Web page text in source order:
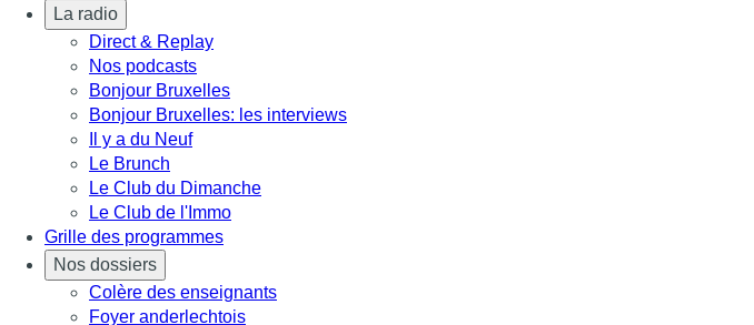
La radio
Direct & Replay
Nos podcasts
Bonjour Bruxelles
Bonjour Bruxelles: les interviews
Il y a du Neuf
Le Brunch
Le Club du Dimanche
Le Club de l'Immo
Grille des programmes
Nos dossiers
Colère des enseignants
Foyer anderlechtois